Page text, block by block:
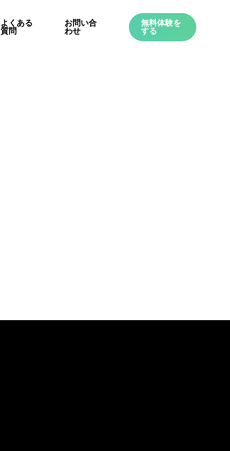
よくある
質問
お問い合
わせ
無料体験を
する